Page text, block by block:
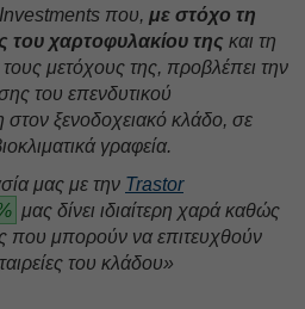
που, με στόχο τη
του χαρτοφυλακίου της και τη
μετόχους της, προβλέπει την
του επενδυτικού
ξενοδοχειακό κλάδο, σε
γραφεία.
μας με την Trastor
μας δίνει ιδιαίτερη χαρά καθώς
που μπορούν να επιτευχθούν
του κλάδου»